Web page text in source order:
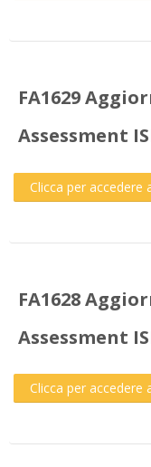
FA1629
Assessment
Clicca per accedere
FA1628
Assessment
Clicca per accedere